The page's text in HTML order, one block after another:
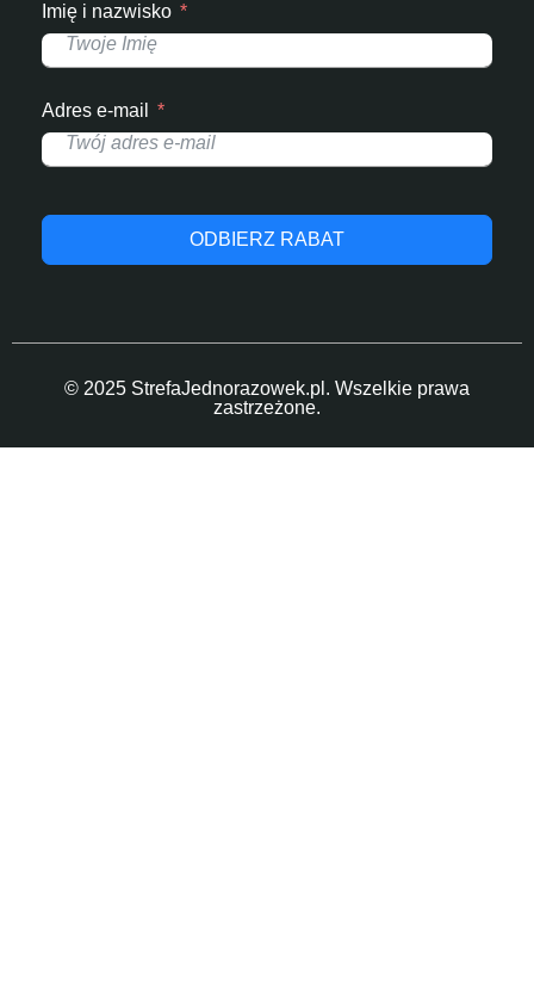
Imię i nazwisko
Adres e-mail
ODBIERZ RABAT
© 2025 StrefaJednorazowek.pl. Wszelkie prawa
zastrzeżone.